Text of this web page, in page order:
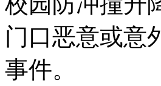
门口恶意或意
事件。